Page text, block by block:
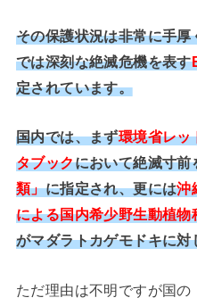
その保護状況は非常に手厚
では深刻な絶滅危機を表す
定されています。
国内では、まず環境省レッ
タブックにおいて絶滅寸前
類」に指定され、更には沖
による国内希少野生動植物
がマダラトカゲモドキに
ただ理由は不明ですが国